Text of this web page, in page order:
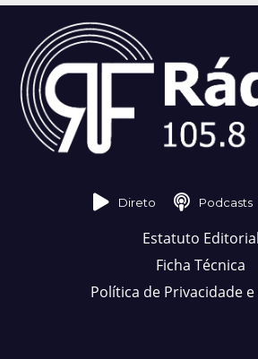
Direto Podcasts
Estatuto Editorial
Ficha Técnica
Política de Privacidade e